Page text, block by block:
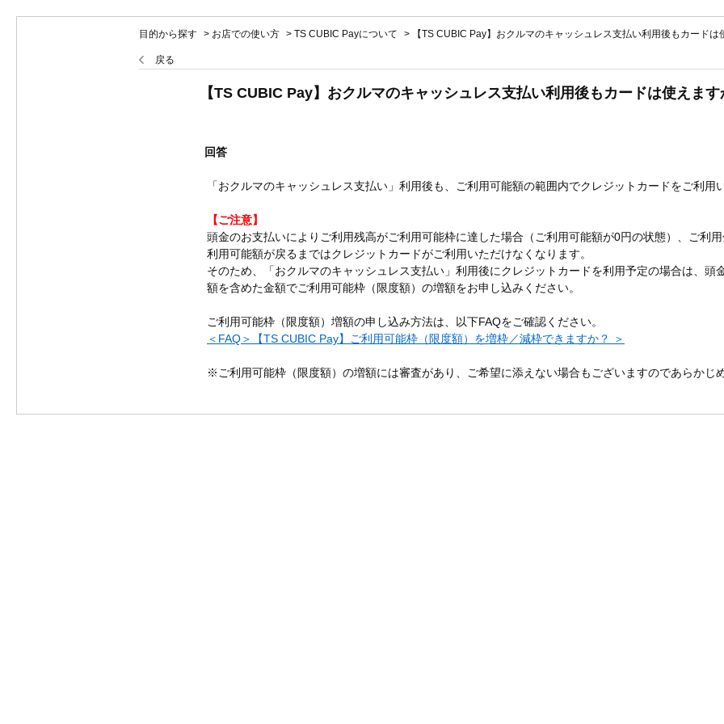
目的から探す > お店での使い方 > TS CUBIC Payについて > 【TS CUBIC Pay】おクルマのキャッシュレス支払い利用後もカードは
戻る
【TS CUBIC Pay】おクルマのキャッシュレス支払い利用後もカードは使えます
回答
「おクルマのキャッシュレス支払い」利用後も、ご利用可能額の範囲内でクレジットカードをご利用
【ご注意】
頭金のお支払いによりご利用残高がご利用可能枠に達した場合（ご利用可能額が0円の状態）、ご利
利用可能額が戻るまではクレジットカードがご利用いただけなくなります。
そのため、「おクルマのキャッシュレス支払い」利用後にクレジットカードを利用予定の場合は、頭
額を含めた金額でご利用可能枠（限度額）の増額をお申し込みください。
ご利用可能枠（限度額）増額の申し込み方法は、以下FAQをご確認ください。
＜FAQ＞【TS CUBIC Pay】ご利用可能枠（限度額）を増枠／減枠できますか？ ＞
※ご利用可能枠（限度額）の増額には審査があり、ご希望に添えない場合もございますのであらかじ